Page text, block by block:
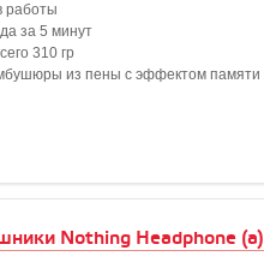
работы
за 5 минут
310 гр
из пены с эффектом памяти
Nothing Headphone (a)